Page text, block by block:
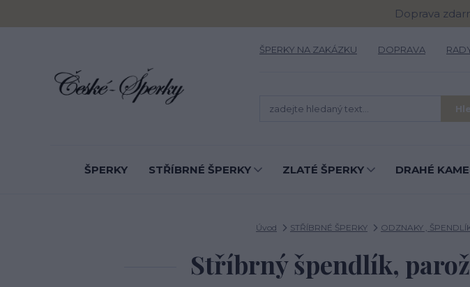
Doprava
ŠPERKY NA ZAKÁZKU DOPRAVA
ŠPERKY STŘÍBRNÉ ŠPERKY ZLATÉ ŠPERKY DRAHÉ
Úvod STŘÍBRNÉ ŠPERKY ODZNAKY ,
Stříbrný špendlík,